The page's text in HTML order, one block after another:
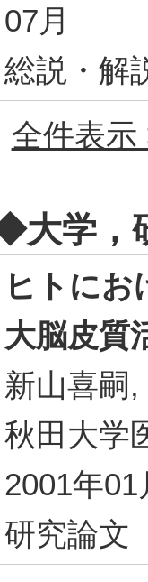
07月
総説・解
全件表示
⼤学，
ヒトにお
大脳皮質
新山喜嗣
秋田大
2001年01
研究論文